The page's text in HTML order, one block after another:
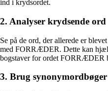
ind i krydsordet.
2. Analyser krydsende ord
Se på de ord, der allerede er
med FORRÆDER. Dette kan
bogstaver for ordet FORRÆDER
3. Brug